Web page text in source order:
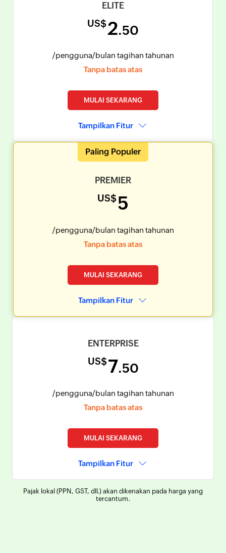
ELITE
US$2.50
/pengguna/bulan tagihan tahunan
Tanpa batas atas
MULAI SEKARANG
Tampilkan Fitur
Paling Populer
PREMIER
US$5
/pengguna/bulan tagihan tahunan
Tanpa batas atas
MULAI SEKARANG
Tampilkan Fitur
ENTERPRISE
US$7.50
/pengguna/bulan tagihan tahunan
Tanpa batas atas
MULAI SEKARANG
Tampilkan Fitur
Pajak lokal (PPN, GST, dll.) akan dikenakan pada harga yang
tercantum.